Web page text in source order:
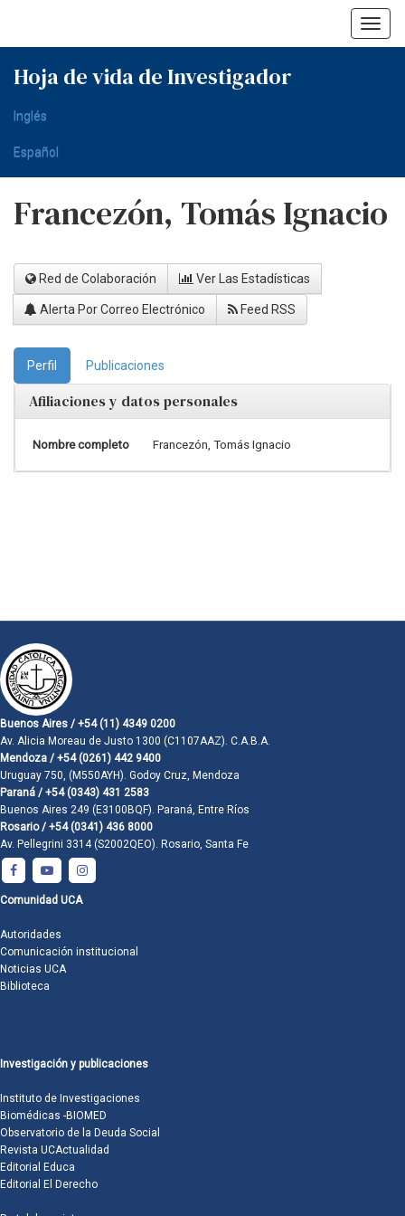
Hoja de vida de Investigador
Inglés
Español
Francezón, Tomás Ignacio
Red de Colaboración Ver Las Estadísticas
Alerta Por Correo Electrónico Feed RSS
Perfil Publicaciones
Afiliaciones y datos personales
Nombre completo Francezón, Tomás Ignacio
Buenos Aires / +54 (11) 4349 0200
Av. Alicia Moreau de Justo 1300 (C1107AAZ). C.A.B.A.
Mendoza / +54 (0261) 442 9400
Uruguay 750, (M550AYH). Godoy Cruz, Mendoza
Paraná / +54 (0343) 431 2583
Buenos Aires 249 (E3100BQF). Paraná, Entre Ríos
Rosario / +54 (0341) 436 8000
Av. Pellegrini 3314 (S2002QEO). Rosario, Santa Fe
Comunidad UCA
Autoridades
Comunicación institucional
Noticias UCA
Biblioteca
Investigación y publicaciones
Instituto de Investigaciones
Biomédicas -BIOMED
Observatorio de la Deuda Social
Revista UCActualidad
Editorial Educa
Editorial El Derecho